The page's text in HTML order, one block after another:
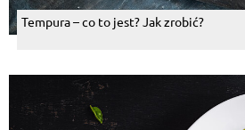
Tempura – co to jest? Jak zrobić?